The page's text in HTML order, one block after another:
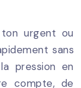
urgent ou
sans
pression en
compte, de